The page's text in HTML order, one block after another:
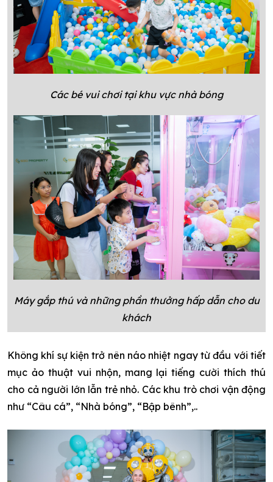
Các bé vui chơi tại khu vực nhà bóng
Máy gắp thú và những phần thưởng hấp dẫn cho du
khách
Không khí sự kiện trở nên náo nhiệt ngay từ đầu với tiết
mục ảo thuật vui nhộn, mang lại tiếng cười thích thú
cho cả người lớn lẫn trẻ nhỏ. Các khu trò chơi vận động
như “Câu cá”, “Nhà bóng”, “Bập bênh”,..